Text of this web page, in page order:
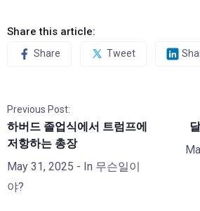
Share this article:
Share Tweet
Previous Post:
하버드 졸업식에서 트럼프에
저항하는 총장
May 31, 2025 - In 무슨일이
야?